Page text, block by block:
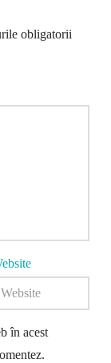
obligatorii
în acest